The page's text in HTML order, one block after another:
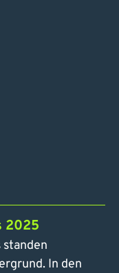
2025
standen
In den